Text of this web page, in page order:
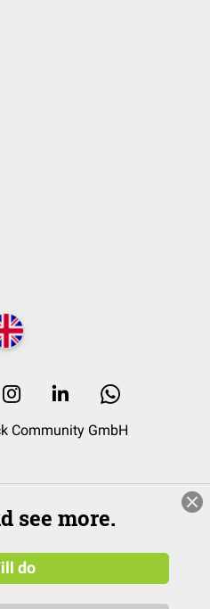
Community GmbH
see more.
do